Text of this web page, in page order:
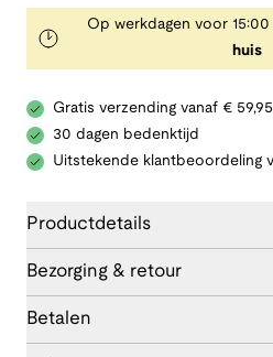
Op werkdagen voor
huis
Gratis verzending vanaf €
30 dagen bedenktijd
Uitstekende klantbeoordeling
Productdetails
Bezorging & retour
Betalen